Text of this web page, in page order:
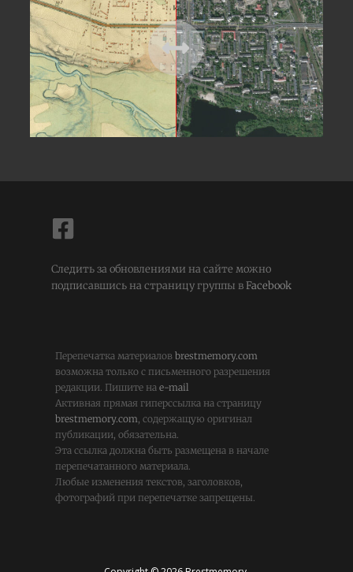
Следить за обновлениями на сайте можно
подписавшись на страницу группы вFacebook
Перепечатка материалов brestmemory.com
возможна только с письменного разрешения
редакции. Пишите на e-mail
Активная прямая гиперссылка на страницу
brestmemory.com , содержащую оригинал
публикации, обязательна.
Эта ссылка должна быть размещена в начале
перепечатанного материала.
Любые изменения текстов, заголовков,
фотографий при перепечатке запрещены.